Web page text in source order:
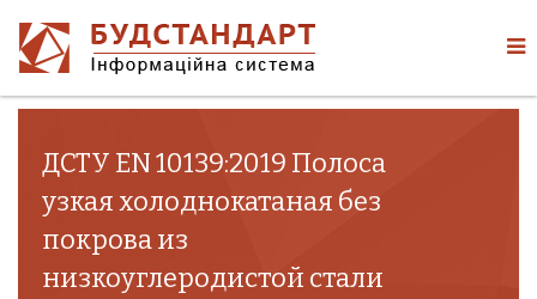
ДСТУ EN 10139:2019 Полоса
узкая холоднокатаная без
покрова из
низкоуглеродистой стали